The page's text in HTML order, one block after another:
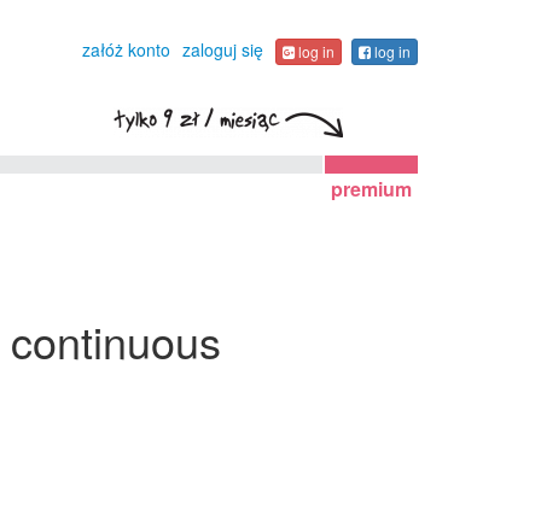
załóż konto zaloguj się log in log in
premium